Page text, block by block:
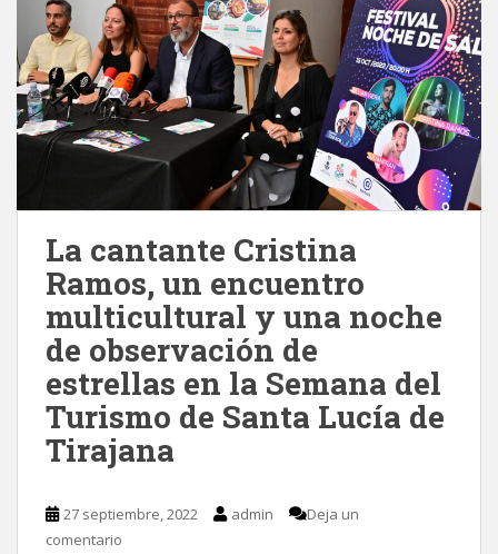
La cantante Cristina
Ramos, un encuentro
multicultural y una noche
de observación de
estrellas en la Semana del
Turismo de Santa Lucía de
Tirajana
27 septiembre, 2022 admin
Deja un
comentario